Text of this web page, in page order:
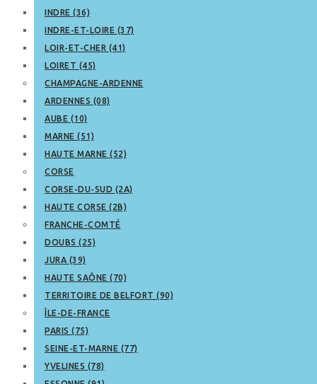
INDRE (36)
INDRE-ET-LOIRE (37)
LOIR-ET-CHER (41)
LOIRET (45)
CHAMPAGNE-ARDENNE
ARDENNES (08)
AUBE (10)
MARNE (51)
HAUTE MARNE (52)
CORSE
CORSE-DU-SUD (2A)
HAUTE CORSE (2B)
FRANCHE-COMTÉ
DOUBS (25)
JURA (39)
HAUTE SAÔNE (70)
TERRITOIRE DE BELFORT (90)
ÎLE-DE-FRANCE
PARIS (75)
SEINE-ET-MARNE (77)
YVELINES (78)